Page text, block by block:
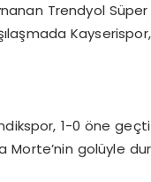
Trendyol Süper
1-0 öne geçti
Morte’nin golüyle